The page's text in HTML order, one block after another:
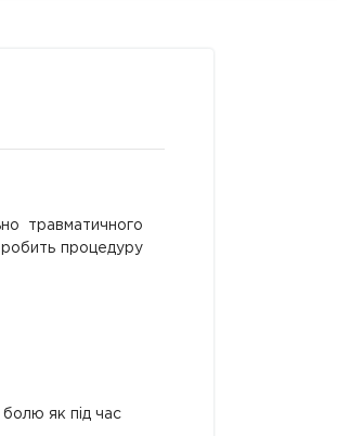
травматичного
робить процедуру
болю як під час